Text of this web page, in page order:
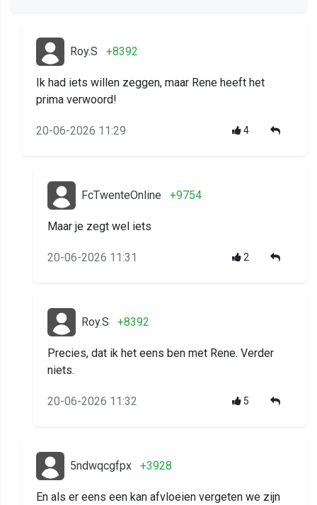
Roy.S +8392
Ik had iets willen zeggen, maar Rene heeft het
prima verwoord!
20-06-2026 11:29 4
FcTwenteOnline +9754
Maar je zegt wel iets
20-06-2026 11:31 2
Roy.S +8392
Precies, dat ik het eens ben met Rene. Verder
niets.
20-06-2026 11:32 5
5ndwqcgfpx +3928
En als er eens een kan afvloeien vergeten we zijn